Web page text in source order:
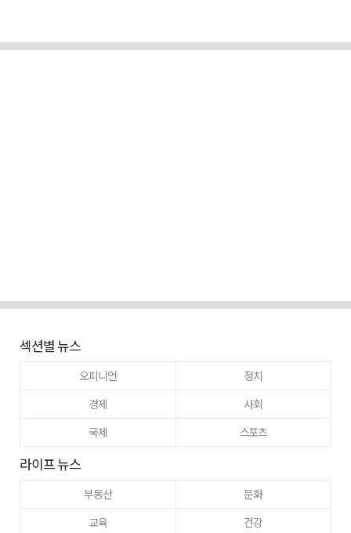
섹션별 뉴스
오피니언
정치
경제
사회
국제
스포츠
라이프 뉴스
부동산
문화
교육
건강